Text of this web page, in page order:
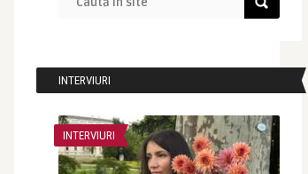
INTERVIURI
INTERVIURI